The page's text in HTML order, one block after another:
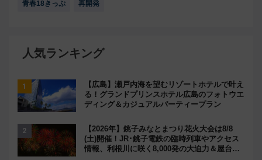
青春18きっぷ 再開発
人気ランキング
【広島】瀬戸内海を望むリゾートホテルで叶え
る！グランドプリンスホテル広島のフォトウエ
ディング＆カジュアルパーティープラン
【2026年】銚子みなとまつり花火大会は8/8
(土)開催！JR･銚子電鉄の臨時列車やアクセス
情報、利根川に咲く8,000発の大迫力＆屋台を